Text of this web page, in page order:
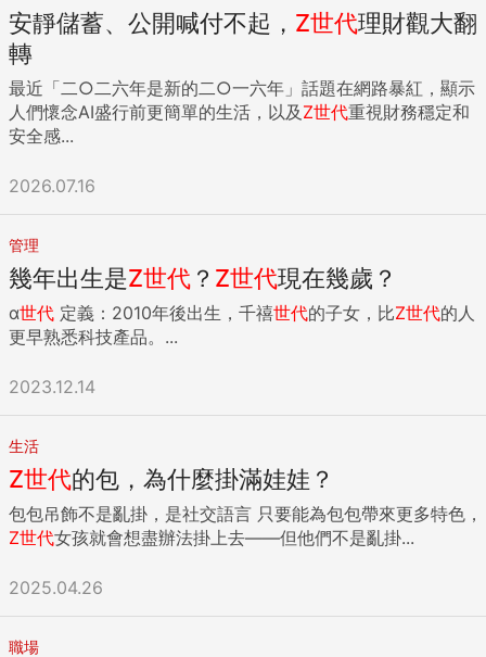
安靜儲蓄、公開喊付不起， Z世代理財觀大翻
轉
最近「二○二六年是新的二○一六年」話題在網路暴紅，顯示
人們懷念AI盛行前更簡單的生活，以及 Z世代重視財務穩定和
安全感...
2026.07.16
管理
幾年出生是Z世代 ？ Z世代現在幾歲？
α世代 定義：2010年後出生，千禧世代的子女，比Z世代的人
更早熟悉科技產品。...
2023.12.14
生活
Z世代的包，為什麼掛滿娃娃？
包包吊飾不是亂掛，是社交語言 只要能為包包帶來更多特色，
Z世代女孩就會想盡辦法掛上去——但他們不是亂掛...
2025.04.26
職場